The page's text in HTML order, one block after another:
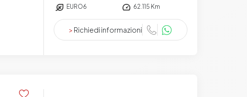
EURO6
62.115 Km
> Richiedi informazioni